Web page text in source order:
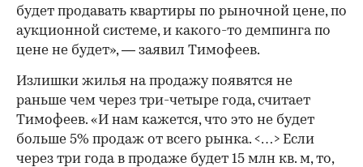
будет продавать квартиры по рыночной цене, по
аукционной системе, и какого-то демпинга по
цене не будет», — заявил Тимофеев.
Излишки жилья на продажу появятся не
раньше чем через три-четыре года, считает
Тимофеев. «И нам кажется, что это не будет
больше 5% продаж от всего рынка. <…> Если
через три года в продаже будет 15 млн кв. м, то,